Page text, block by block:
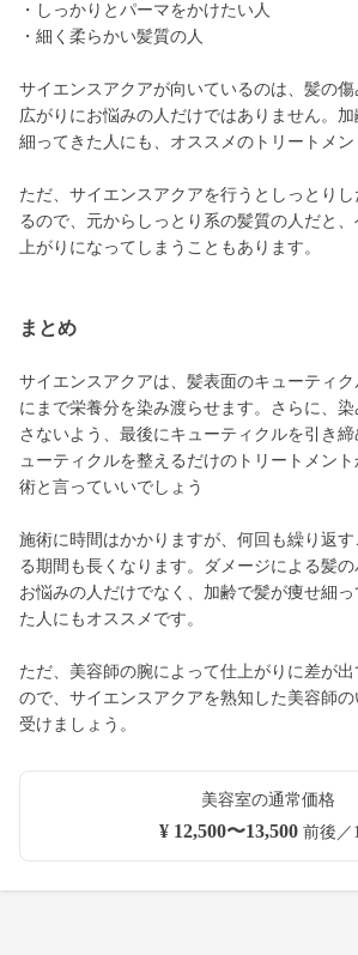
・しっかりとパーマをかけたい人
・細く柔らかい髪質の人
サイエンスアクアが向いているのは、髪の
広がりにお悩みの人だけではありません。
細ってきた人にも、オススメのトリートメン
ただ、サイエンスアクアを行うとしっとり
るので、元からしっとり系の髪質の人だと
上がりになってしまうこともあります。
まとめ
サイエンスアクアは、髪表面のキューティ
にまで栄養分を染み渡らせます。さらに、
さないよう、最後にキューティクルを引き
ューティクルを整えるだけのトリートメン
術と言っていいでしょう
施術に時間はかかりますが、何回も繰り返
る期間も長くなります。ダメージによる髪
お悩みの人だけでなく、加齢で髪が痩せ細
た人にもオススメです。
ただ、美容師の腕によって仕上がりに差が
ので、サイエンスアクアを熟知した美容師
受けましょう。
美容室の通常価格
¥ 12,500〜13,500前後／